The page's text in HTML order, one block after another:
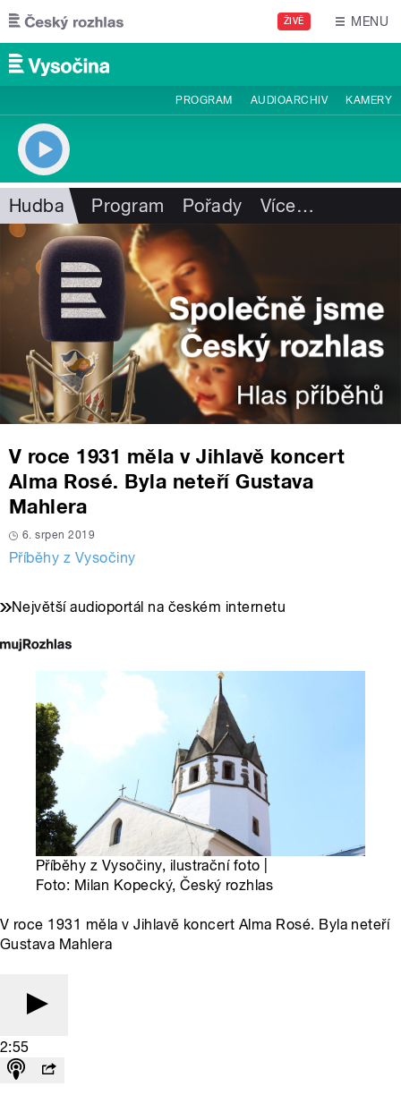
Přejít k hlavnímu obsahu
ŽIVĚ MENU
PROGRAM AUDIOARCHIV KAMERY
Hudba Program Pořady Více…
V roce 1931 měla v Jihlavě koncert
Alma Rosé. Byla neteří Gustava
Mahlera
6. srpen 2019
Příběhy z Vysočiny
Největší audioportál na českém internetu
Příběhy z Vysočiny, ilustrační foto |
Foto: Milan Kopecký, Český rozhlas
V roce 1931 měla v Jihlavě koncert Alma Rosé. Byla neteří
Gustava Mahlera
2:55